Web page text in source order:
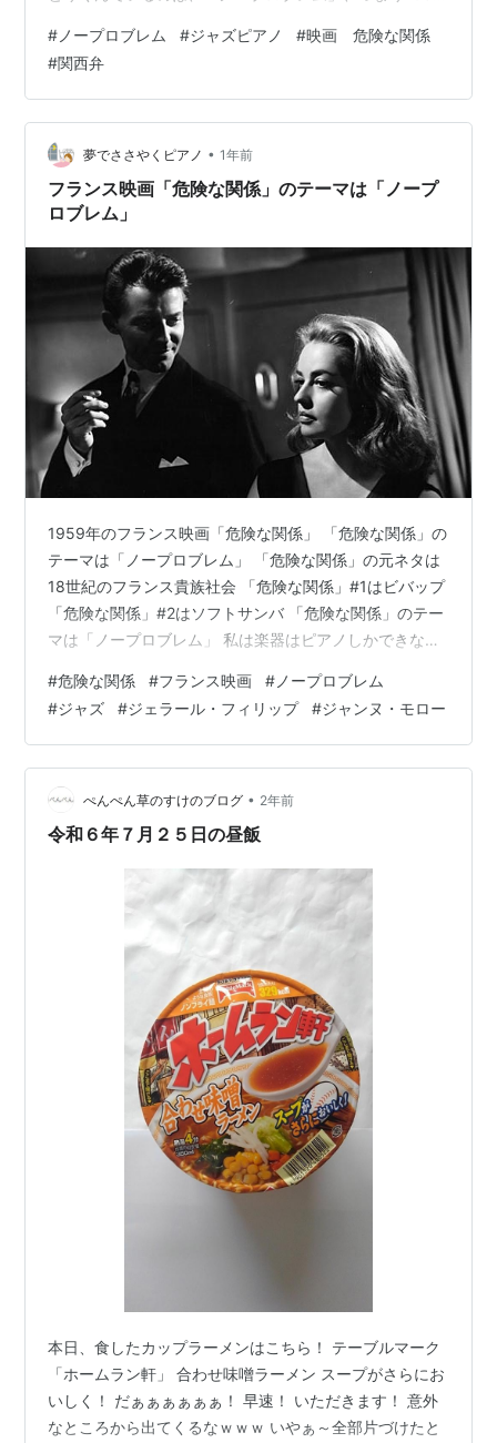
年憧れていたこの曲が弾けるなんて、もう感無量！！ と
いいつつ、この曲の英語タイトルが「No Problem」であ
るのを知ったのはごく最近なのだけれど。 それは以下の
記事にもしている。 kuromitsu-
kinakochan.hatenablog.com しかしなんで「No Probl…
# ノープロブレム #ジャズピアノ #映画 危険な関係
#関西弁
夢でささやくピアノ • 1年前
フランス映画「危険な関係」のテーマは「ノープ
ロブレム」
1959年のフランス映画「危険な関係」 「危険な関係」の
テーマは「ノープロブレム」 「危険な関係」の元ネタは
18世紀のフランス貴族社会 「危険な関係」#1はビバップ
「危険な関係」#2はソフトサンバ 「危険な関係」のテー
マは「ノープロブレム」 私は楽器はピアノしかできない
とについてあまり詳しいとは言えない。だいたい、トラ
ンペット、トロンボーン、テナーサックス、アルトサッ
クスなど、とても好きかと聞かれるかというと？なの
だ。 しかし私もジャズ友を喜ばせたいという気持ちはあ
り、トランペットを吹くO氏に、 「私、『危険な関係』
が大好きなんです。 いっぺ…
#危険な関係 #フランス映画 # ノープロブレム
#ジャズ #ジェラール・フィリップ #ジャンヌ・モロー
ぺんぺん草のすけのブログ • 2年前
令和６年７月２５日の昼飯
本日、食したカップラーメンはこちら！ テーブルマーク
「ホームラン軒」 合わせ味噌ラーメン スープがさらにお
いしく！ だぁぁぁぁぁぁ！ 早速！ いただきます！ 意外
なところから出てくるなｗｗｗ いやぁ～全部片づけたと